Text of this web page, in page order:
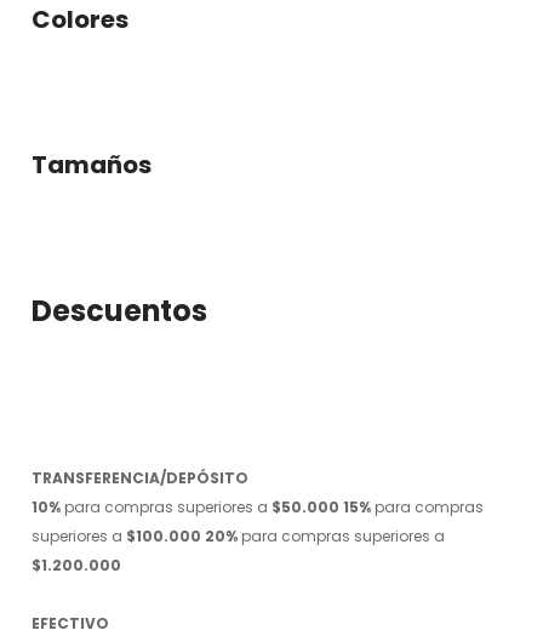
Colores
Tamaños
Descuentos
TRANSFERENCIA/DEPÓSITO
10% para compras superiores a $50.000 15% para compras
superiores a $100.000 20% para compras superiores a
$1.200.000
EFECTIVO